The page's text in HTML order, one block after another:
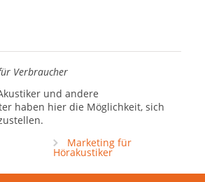
Verbraucher
und andere
haben hier die Möglichkeit, sich
Marketing für
Hörakustiker